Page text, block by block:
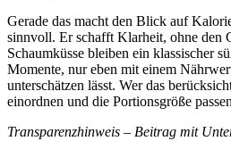
Gerade das macht den Blick auf
sinnvoll. Er schafft Klarheit, ohne den
Schaumküsse bleiben ein klassischer
Momente, nur eben mit einem
unterschätzen lässt. Wer das
einordnen und die Portionsgröße
Transparenzhinweis – Beitrag mit